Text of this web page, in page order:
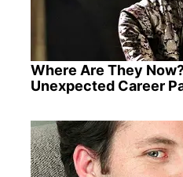
Where Are They
Unexpected Career